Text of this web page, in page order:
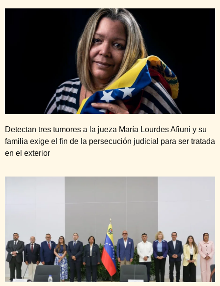
Detectan tres tumores a la jueza María Lourdes Afiuni y su
familia exige el fin de la persecución judicial para ser tratada
en el exterior